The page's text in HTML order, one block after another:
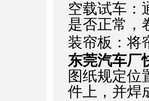
空载试车：
是否正常，
装帘板：将
东莞汽车厂
图纸规定位
件上，并焊